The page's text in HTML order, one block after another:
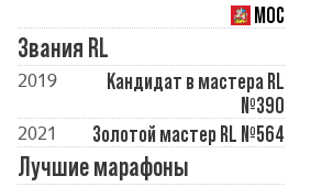
МОС
Звания RL
2019
Кандидат в мастера RL
№390
2021 Золотой мастер RL №564
Лучшие марафоны